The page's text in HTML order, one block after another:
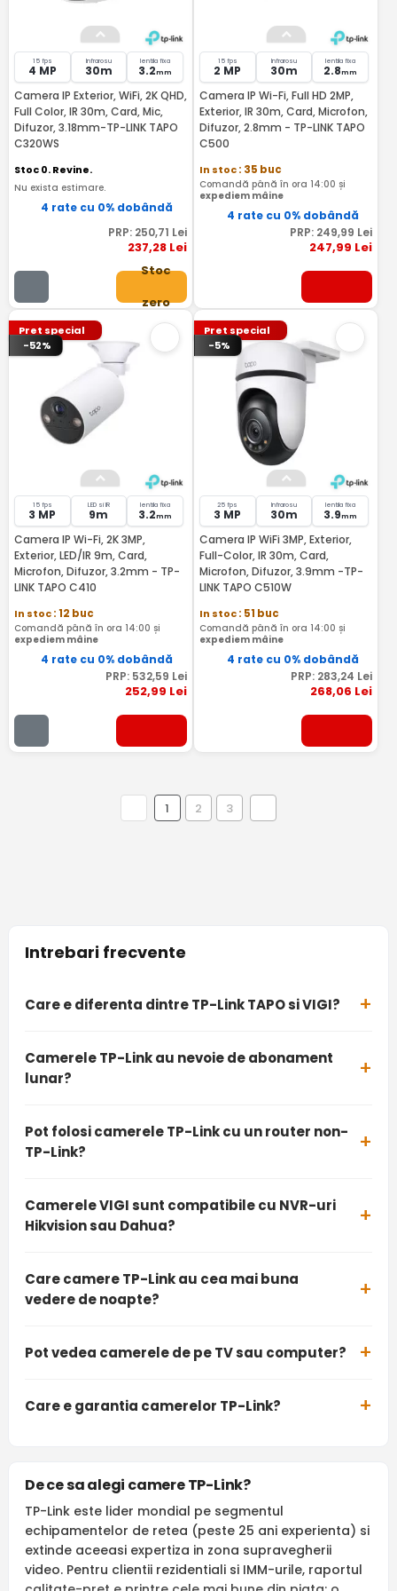
15 fps
4 MP
Infrarosu
30m
lentila fixa
3.2mm
Camera IP Exterior, WiFi, 2K QHD,
Full Color, IR 30m, Card, Mic,
Difuzor, 3.18mm-TP-LINK TAPO
C320WS
Stoc 0. Revine.
Nu exista estimare.
4 rate cu 0% dobândă
PRP: 250,71 Lei
237,28Lei
Stoc
zero
15 fps
2 MP
Infrarosu
30m
lentila fixa
2.8mm
Camera IP Wi-Fi, Full HD 2MP,
Exterior, IR 30m, Card, Microfon,
Difuzor, 2.8mm - TP-LINK TAPO
C500
In stoc: 35 buc
Comandă până în ora 14:00 și
expediem mâine
4 rate cu 0% dobândă
PRP: 249,99 Lei
247,99 Lei
Pret special
-52%
15 fps
3 MP
LED si IR
9m
lentila fixa
3.2mm
Camera IP Wi-Fi, 2K 3MP,
Exterior, LED/IR 9m, Card,
Microfon, Difuzor, 3.2mm - TP-
LINK TAPO C410
In stoc: 12 buc
Comandă până în ora 14:00 și
expediem mâine
4 rate cu 0% dobândă
PRP: 532,59 Lei
252,99 Lei
Pret special
-5%
25 fps
3 MP
Infrarosu
30m
lentila fixa
3.9mm
Camera IP WiFi 3MP, Exterior,
Full-Color, IR 30m, Card,
Microfon, Difuzor, 3.9mm -TP-
LINK TAPO C510W
In stoc: 51 buc
Comandă până în ora 14:00 și
expediem mâine
4 rate cu 0% dobândă
PRP: 283,24 Lei
268,06 Lei
1 2 3
Intrebari frecvente
Care e diferenta dintre TP-Link TAPO si VIGI?
Camerele TP-Link au nevoie de abonament
lunar?
Pot folosi camerele TP-Link cu un router non-
TP-Link?
Camerele VIGI sunt compatibile cu NVR-uri
Hikvision sau Dahua?
Care camere TP-Link au cea mai buna
vedere de noapte?
Pot vedea camerele de pe TV sau computer?
Care e garantia camerelor TP-Link?
De ce sa alegi camere TP-Link?
TP-Link este lider mondial pe segmentul
echipamentelor de retea (peste 25 ani experienta) si
extinde aceeasi expertiza in zona supravegherii
video. Pentru clientii rezidentiali si IMM-urile, raportul